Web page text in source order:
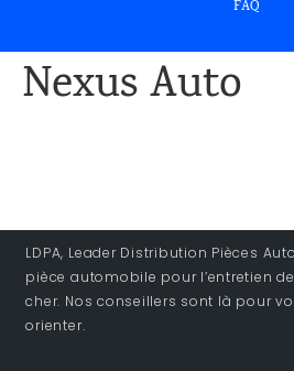
FAQ
Nexus Auto
LDPA, Leader Distribution Pièces
pièce automobile pour l’entretien
cher. Nos conseillers sont là pour
orienter.